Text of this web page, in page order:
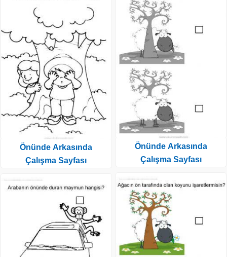
Önünde Arkasında
Çalışma Sayfası
Önünde Arkasında
Çalışma Sayfası